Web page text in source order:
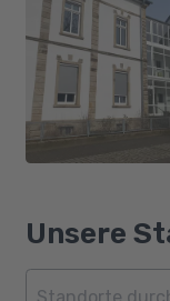
Unsere